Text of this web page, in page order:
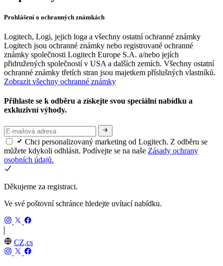
Prohlášení o ochranných známkách
Logitech, Logi, jejich loga a všechny ostatní ochranné známky
Logitech jsou ochranné známky nebo registrované ochranné
známky společnosti Logitech Europe S.A. a/nebo jejích
přidružených společností v USA a dalších zemích. Všechny ostatní
ochranné známky třetích stran jsou majetkem příslušných vlastníků.
Zobrazit všechny ochranné známky
Přihlaste se k odběru a získejte svou speciální nabídku a
exkluzivní výhody.
Chci personalizovaný marketing od Logitech. Z odběru se
můžete kdykoli odhlásit. Podívejte se na naše Zásady ochrany
osobních údajů.
Děkujeme za registraci.
Ve své poštovní schránce hledejte uvítací nabídku.
CZ,cs